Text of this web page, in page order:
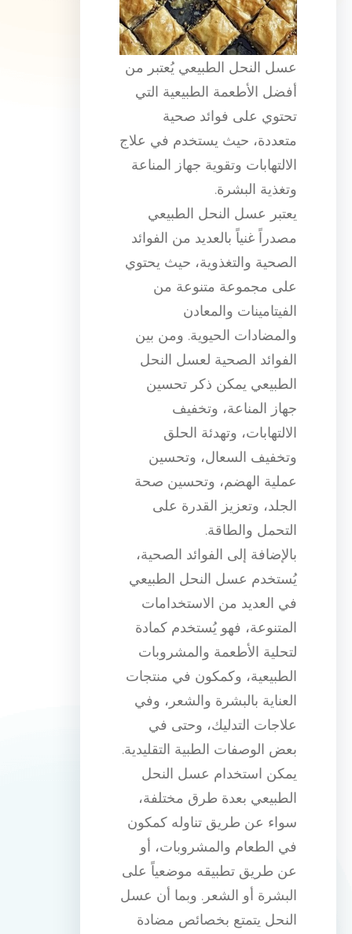
عسل النحل الطبيعي يُعتبر من
أفضل الأطعمة الطبيعية التي
تحتوي على فوائد صحية
متعددة، حيث يستخدم في علاج
الالتهابات وتقوية جهاز المناعة
وتغذية البشرة.
يعتبر عسل النحل الطبيعي
مصدراً غنياً بالعديد من الفوائد
الصحية والتغذوية، حيث يحتوي
على مجموعة متنوعة من
الفيتامينات والمعادن
والمضادات الحيوية. ومن بين
الفوائد الصحية لعسل النحل
الطبيعي يمكن ذكر تحسين
جهاز المناعة، وتخفيف
الالتهابات، وتهدئة الحلق
وتخفيف السعال، وتحسين
عملية الهضم، وتحسين صحة
الجلد، وتعزيز القدرة على
التحمل والطاقة.
بالإضافة إلى الفوائد الصحية،
يُستخدم عسل النحل الطبيعي
في العديد من الاستخدامات
المتنوعة، فهو يُستخدم كمادة
لتحلية الأطعمة والمشروبات
الطبيعية، وكمكون في منتجات
العناية بالبشرة والشعر، وفي
علاجات التدليك، وحتى في
بعض الوصفات الطبية التقليدية.
يمكن استخدام عسل النحل
الطبيعي بعدة طرق مختلفة،
سواء عن طريق تناوله كمكون
في الطعام والمشروبات، أو
عن طريق تطبيقه موضعياً على
البشرة أو الشعر. وبما أن عسل
النحل يتمتع بخصائص مضادة